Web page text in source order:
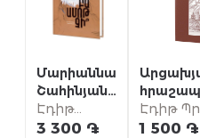
Մարիաննա
Շահինյան /
Բա ամոթ
չի՞
Էդիթ
Պրինտ
3 300 ֏
/ Մաս Ա
թեմի
Էդիթ
1 500 ֏